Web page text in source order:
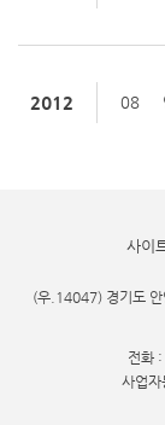
2012 08
사이
(우.14047) 경기도
전화
사업